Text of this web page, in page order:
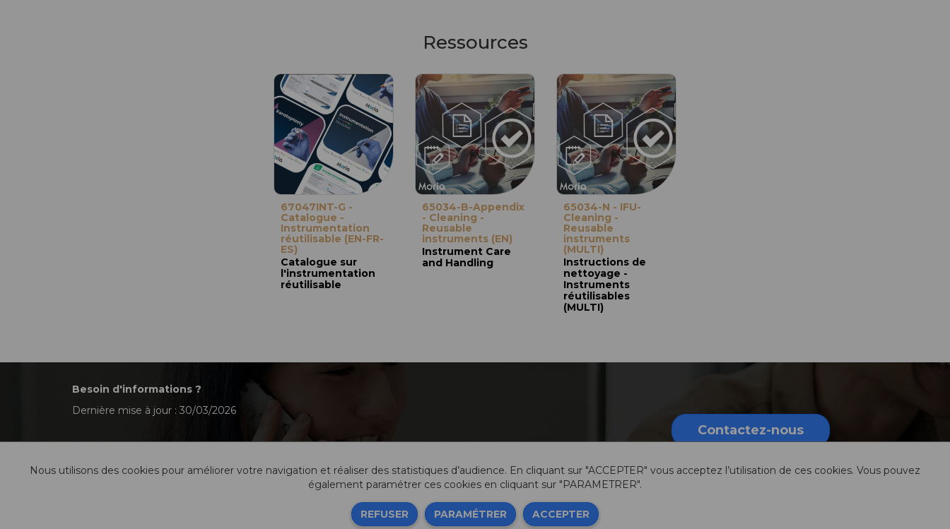
Ressources
67047INT-G -
Catalogue -
Instrumentation
réutilisable (EN-FR-
ES)
Catalogue sur
l'instrumentation
réutilisable
65034-B-Appendix
- Cleaning -
Reusable
instruments (EN)
Instrument Care
and Handling
65034-N - IFU-
Cleaning -
Reusable
instruments
(MULTI)
Instructions de
nettoyage -
Instruments
réutilisables
(MULTI)
Besoin d'informations ?
Dernière mise à jour : 30/03/2026
Contactez-nous
Nous utilisons des cookies pour améliorer votre navigation et réaliser des statistiques d’audience. En cliquant sur "ACCEPTER" vous acceptez l’utilisation de ces cookies. Vous pouvez
également paramétrer ces cookies en cliquant sur "PARAMETRER".
REFUSER PARAMÉTRER ACCEPTER